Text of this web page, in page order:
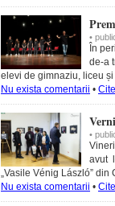
•
În
de-a
elevi de gimnaziu, liceu
Nu exista comentarii •
•
avut
„Vasile Vénig László”
Nu exista comentarii •